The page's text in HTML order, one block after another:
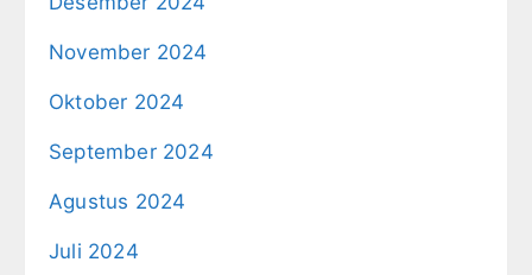
November 2024
Oktober 2024
September 2024
Agustus 2024
Juli 2024